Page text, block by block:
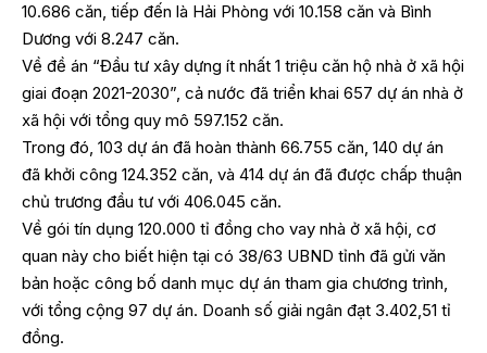
10.686 căn, tiếp đến là Hải Phòng với 10.158 căn và Bình
Dương với 8.247 căn.
Về đề án “Đầu tư xây dựng ít nhất 1 triệu căn hộ nhà ở xã hội
giai đoạn 2021-2030”, cả nước đã triển khai 657 dự án nhà ở
xã hội với tổng quy mô 597.152 căn.
Trong đó, 103 dự án đã hoàn thành 66.755 căn, 140 dự án
đã khởi công 124.352 căn, và 414 dự án đã được chấp thuận
chủ trương đầu tư với 406.045 căn.
Về gói tín dụng 120.000 tỉ đồng cho vay nhà ở xã hội, cơ
quan này cho biết hiện tại có 38/63 UBND tỉnh đã gửi văn
bản hoặc công bố danh mục dự án tham gia chương trình,
với tổng cộng 97 dự án. Doanh số giải ngân đạt 3.402,51 tỉ
đồng.